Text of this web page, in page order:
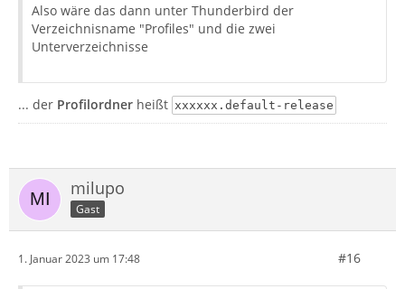
Also wäre das dann unter Thunderbird der
Verzeichnisname "Profiles" und die zwei
Unterverzeichnisse
... der Profilordner heißt xxxxxx.default-release
milupo
Gast
1. Januar 2023 um 17:48 #16